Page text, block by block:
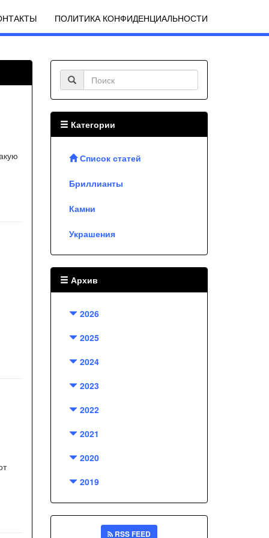
ПОЛИТИКА КОНФИДЕНЦИАЛЬНОСТИ
Категории
Список статей
Бриллианты
Камни
Украшения
Архив
2026
2025
2024
2023
2022
2021
2020
2019
RSS FEED